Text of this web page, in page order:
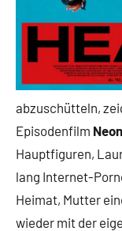
abzuschütteln,
Episodenfilm
Hauptfiguren,
lang Internet-
Heimat, Mutter
wieder mit der